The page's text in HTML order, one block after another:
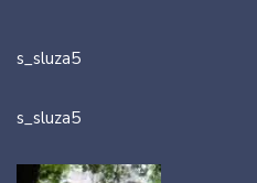
s_sluza5
s_sluza5